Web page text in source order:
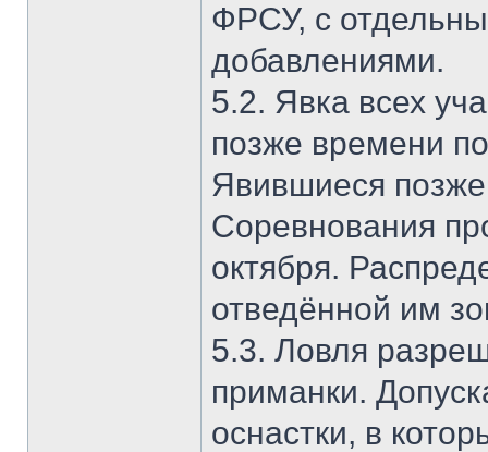
ФРСУ, с
добавлениями.
5.2. Явка всех
позже времени
Явившиеся
Соревнования
октября.
отведённой им
5.3. Ловля
приманки.
оснастки, в